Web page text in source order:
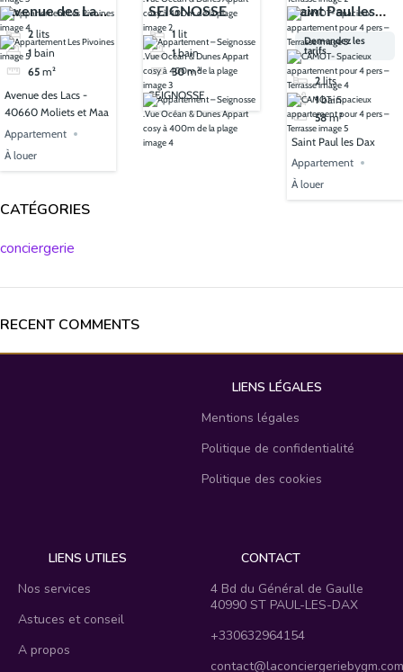
Avenue des Lacs
- 40660 Moliets
et Maa
2 lits
1 bain
65 m²
Avenue des Lacs -
40660 Moliets et Maa
Appartement
À louer
SEIGNOSSE
1 lit
1 bain
30 m²
SEIGNOSSE
Saint Paul les
Dax
Demandez les
tarifs
2 lits
1 bain
58 m²
Saint Paul les Dax
Appartement
À louer
CATÉGORIES
conciergerie
RECENT COMMENTS
LIENS LÉGALES
Mentions légales
Politique de confidentialité
Politique des cookies
LIENS UTILES
Nos services
Astuces et conseil
A propos
CONTACT
4 Bd du Général de Gaulle
40990 ST PAUL-LES-DAX
+330632964154
contact@laconciergeriebygm.com